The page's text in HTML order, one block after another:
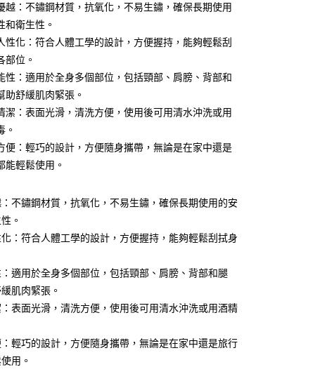
期使用說明】
灣大哥大提供，台灣大哥大用戶可立即使用無須另外申請。
擇「大哥付你分期」，訂單成立後會自動跳轉到大哥付的交易
度、可分期數及費用金額請依後續交易確認頁面所載為準。
內容。
明】
併入電信帳單，「大哥付你分期」於每月結算日後寄送繳費提
「台灣大哥大股份有限公司」（以下簡稱本公司）所提供，讓
，得透過本服務購買商品或服務，並由商店將買賣／分期付
款使用「大哥付你分期」之契約關係目的，商店將以您的個人
與您本人進行分期帳單所需資料之確認、核對及更正。
，滿NT$499(含以上)免運費
貨
，滿NT$499(含以上)免運費
款
，滿NT$499(含以上)免運費
，滿NT$499(含以上)免運費
大回饋】限時$299免運
：不鏽鋼材質，抗氧化，不易生鏽，確保長期使用
和衛生性。
化：符合人體工學的設計，方便握持，能夠輕鬆刮
部位。
：適用於全身多個部位，包括頸部、肩膀、背部和
助舒緩肌肉緊張。
：表面光滑，清洗方便，使用後可用清水沖洗或用
。
：輕巧的設計，方便隨身攜帶，無論是在家中還是
能輕鬆使用。
不鏽鋼材質，抗氧化，不易生鏽，確保長期使用的安
。
：符合人體工學的設計，方便握持，能夠輕鬆刮拭身
適用於全身多個部位，包括頸部、肩膀、背部和腿
肌肉緊張。
表面光滑，清洗方便，使用後可用清水沖洗或用酒精
輕巧的設計，方便隨身攜帶，無論是在家中還是旅行
用。